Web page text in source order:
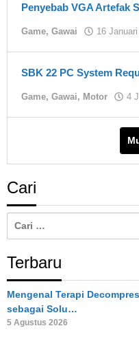
Penyebab VGA Artefak
Game, Gawai 16
SBK 22 PC System
Game, Gawai, Motor 4
Cari
Terbaru
Mengenal Terapi
sebagai Solu…
5 Agustus 2026